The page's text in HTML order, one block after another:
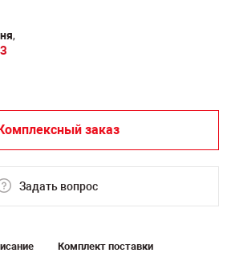
,
заказ
Задать вопрос
Комплект поставки